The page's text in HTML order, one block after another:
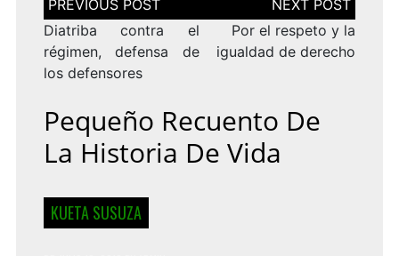
de
entradas
Diatriba contra el
régimen, defensa de
los defensores
Por el respeto y la
igualdad de derecho
Pequeño Recuento De
La Historia De Vida
KUETA SUSUZA